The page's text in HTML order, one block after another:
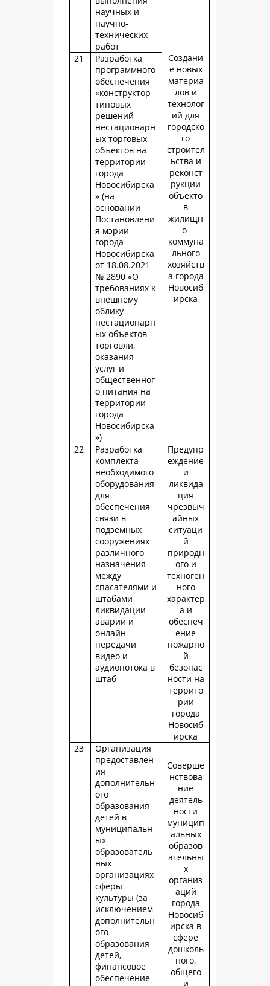
научных и
научно-
технических
работ
Создани
е новых
материа
лов и
технолог
ий для
городско
го
строител
ьства и
реконст
рукции
объекто
в
жилищн
о-
коммуна
льного
хозяйств
а города
Новосиб
ирска
21
Разработка
программного
обеспечения
«конструктор
типовых
решений
нестационарн
ых торговых
объектов на
территории
города
Новосибирска
» (на
основании
Постановлени
я мэрии
города
Новосибирска
от 18.08.2021
№ 2890 «О
требованиях к
внешнему
облику
нестационарн
ых объектов
торговли,
оказания
услуг и
общественног
о питания на
территории
города
Новосибирска
»)
22
Разработка
комплекта
необходимого
оборудования
для
обеспечения
связи в
подземных
сооружениях
различного
назначения
между
спасателями и
штабами
ликвидации
аварии и
онлайн
передачи
видео и
аудиопотока в
штаб
Предупр
еждение
и
ликвида
ция
чрезвыч
айных
ситуаци
й
природн
ого и
техноген
ного
характер
а и
обеспеч
ение
пожарно
й
безопас
ности на
террито
рии
города
Новосиб
ирска
23
Организация
предоставлен
ия
дополнительн
ого
образования
детей в
муниципальн
ых
образователь
ных
организациях
сферы
культуры (за
исключением
дополнительн
ого
образования
детей,
финансовое
обеспечение
Соверше
нствова
ние
деятель
ности
муницип
альных
образов
ательны
х
организ
аций
города
Новосиб
ирска в
сфере
дошколь
ного,
общего
и